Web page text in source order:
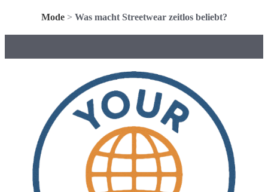
Mode> Was macht Streetwear zeitlos beliebt?